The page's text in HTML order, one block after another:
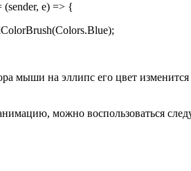
(sender, e) => {
мыши на эллипс его цвет
можно воспользоваться